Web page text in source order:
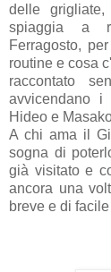
delle
spiaggia a
Ferragosto,
routine e cosa
raccontato
avvicendano
Hideo e
A chi ama il
sogna di
già visitato e
ancora una
breve e di